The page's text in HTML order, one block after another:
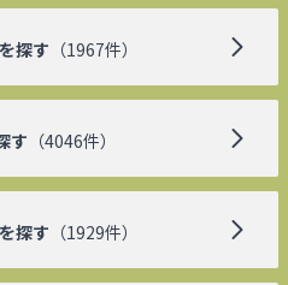
を探す （1967件）
す （4046件）
を探す （1929件）